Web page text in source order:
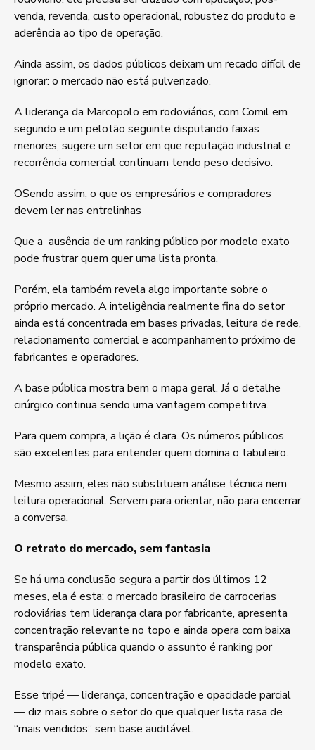
venda, revenda, custo operacional, robustez do produto e
aderência ao tipo de operação.
Ainda assim, os dados públicos deixam um recado difícil de
ignorar: o mercado não está pulverizado.
A liderança da Marcopolo em rodoviários, com Comil em
segundo e um pelotão seguinte disputando faixas
menores, sugere um setor em que reputação industrial e
recorrência comercial continuam tendo peso decisivo.
OSendo assim, o que os empresários e compradores
devem ler nas entrelinhas
Que a ausência de um ranking público por modelo exato
pode frustrar quem quer uma lista pronta.
Porém, ela também revela algo importante sobre o
próprio mercado. A inteligência realmente fina do setor
ainda está concentrada em bases privadas, leitura de rede,
relacionamento comercial e acompanhamento próximo de
fabricantes e operadores.
A base pública mostra bem o mapa geral. Já o detalhe
cirúrgico continua sendo uma vantagem competitiva.
Para quem compra, a lição é clara. Os números públicos
são excelentes para entender quem domina o tabuleiro.
Mesmo assim, eles não substituem análise técnica nem
leitura operacional. Servem para orientar, não para encerrar
a conversa.
O retrato do mercado, sem fantasia
Se há uma conclusão segura a partir dos últimos 12
meses, ela é esta: o mercado brasileiro de carrocerias
rodoviárias tem liderança clara por fabricante, apresenta
concentração relevante no topo e ainda opera com baixa
transparência pública quando o assunto é ranking por
modelo exato.
Esse tripé — liderança, concentração e opacidade parcial
— diz mais sobre o setor do que qualquer lista rasa de
“mais vendidos” sem base auditável.